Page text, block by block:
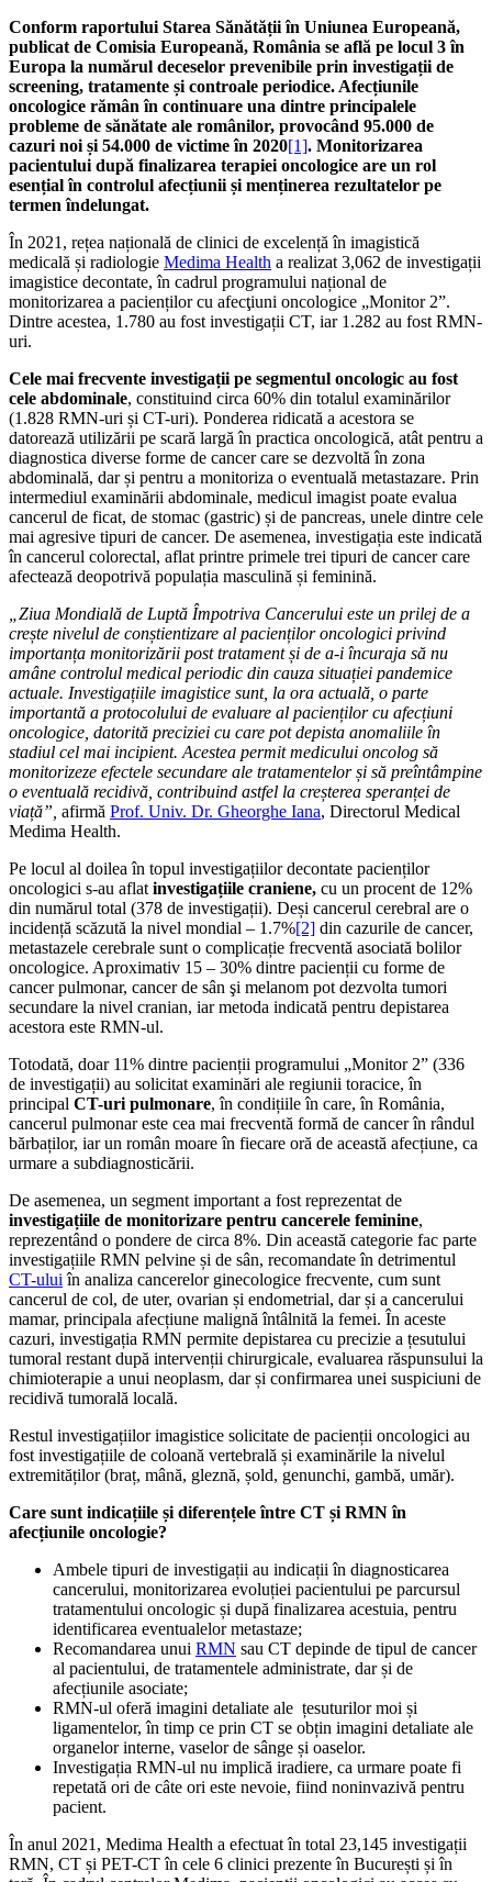
Conform raportului Starea Sănătății în Uniunea Europeană,
publicat de Comisia Europeană, România se află pe locul 3 în
Europa la numărul deceselor prevenibile prin investigații de
screening, tratamente și controale periodice. Afecțiunile
oncologice rămân în continuare una dintre principalele
probleme de sănătate ale românilor, provocând 95.000 de
cazuri noi și 54.000 de victime în 2020[1]. Monitorizarea
pacientului după finalizarea terapiei oncologice are un rol
esențial în controlul afecțiunii și menținerea rezultatelor pe
termen îndelungat.
În 2021, rețea națională de clinici de excelență în imagistică
medicală și radiologie Medima Health a realizat 3,062 de investigații
imagistice decontate, în cadrul programului național de
monitorizarea a pacienților cu afecţiuni oncologice „Monitor 2”.
Dintre acestea, 1.780 au fost investigații CT, iar 1.282 au fost RMN-
uri.
Cele mai frecvente investigații pe segmentul oncologic au fost
cele abdominale, constituind circa 60% din totalul examinărilor
(1.828 RMN-uri și CT-uri). Ponderea ridicată a acestora se
datorează utilizării pe scară largă în practica oncologică, atât pentru a
diagnostica diverse forme de cancer care se dezvoltă în zona
abdominală, dar și pentru a monitoriza o eventuală metastazare. Prin
intermediul examinării abdominale, medicul imagist poate evalua
cancerul de ficat, de stomac (gastric) și de pancreas, unele dintre cele
mai agresive tipuri de cancer. De asemenea, investigația este indicată
în cancerul colorectal, aflat printre primele trei tipuri de cancer care
afectează deopotrivă populația masculină și feminină.
„Ziua Mondială de Luptă Împotriva Cancerului este un prilej de a
crește nivelul de conștientizare al pacienților oncologici privind
importanța monitorizării post tratament și de a-i încuraja să nu
amâne controlul medical periodic din cauza situației pandemice
actuale. Investigațiile imagistice sunt, la ora actuală, o parte
importantă a protocolului de evaluare al pacienților cu afecțiuni
oncologice, datorită preciziei cu care pot depista anomaliile în
stadiul cel mai incipient. Acestea permit medicului oncolog să
monitorizeze efectele secundare ale tratamentelor și să preîntâmpine
o eventuală recidivă, contribuind astfel la creșterea speranței de
viață”, afirmă Prof. Univ. Dr. Gheorghe Iana, Directorul Medical
Medima Health.
Pe locul al doilea în topul investigațiilor decontate pacienților
oncologici s-au aflat investigațiile craniene, cu un procent de 12%
din numărul total (378 de investigații). Deși cancerul cerebral are o
incidență scăzută la nivel mondial – 1.7%[2] din cazurile de cancer,
metastazele cerebrale sunt o complicație frecventă asociată bolilor
oncologice. Aproximativ 15 – 30% dintre pacienții cu forme de
cancer pulmonar, cancer de sân şi melanom pot dezvolta tumori
secundare la nivel cranian, iar metoda indicată pentru depistarea
acestora este RMN-ul.
Totodată, doar 11% dintre pacienții programului „Monitor 2” (336
de investigații) au solicitat examinări ale regiunii toracice, în
principal CT-uri pulmonare, în condițiile în care, în România,
cancerul pulmonar este cea mai frecventă formă de cancer în rândul
bărbaților, iar un român moare în fiecare oră de această afecțiune, ca
urmare a subdiagnosticării.
De asemenea, un segment important a fost reprezentat de
investigațiile de monitorizare pentru cancerele feminine,
reprezentând o pondere de circa 8%. Din această categorie fac parte
investigațiile RMN pelvine și de sân, recomandate în detrimentul
CT-ului în analiza cancerelor ginecologice frecvente, cum sunt
cancerul de col, de uter, ovarian și endometrial, dar și a cancerului
mamar, principala afecțiune malignă întâlnită la femei. În aceste
cazuri, investigația RMN permite depistarea cu precizie a țesutului
tumoral restant după intervenții chirurgicale, evaluarea răspunsului la
chimioterapie a unui neoplasm, dar și confirmarea unei suspiciuni de
recidivă tumorală locală.
Restul investigațiilor imagistice solicitate de pacienții oncologici au
fost investigațiile de coloană vertebrală și examinările la nivelul
extremităților (braț, mână, gleznă, șold, genunchi, gambă, umăr).
Care sunt indicațiile și diferențele între CT și RMN în
afecțiunile oncologie?
Ambele tipuri de investigații au indicații în diagnosticarea
cancerului, monitorizarea evoluției pacientului pe parcursul
tratamentului oncologic și după finalizarea acestuia, pentru
identificarea eventualelor metastaze;
Recomandarea unui RMN sau CT depinde de tipul de cancer
al pacientului, de tratamentele administrate, dar și de
afecțiunile asociate;
RMN-ul oferă imagini detaliate ale țesuturilor moi și
ligamentelor, în timp ce prin CT se obțin imagini detaliate ale
organelor interne, vaselor de sânge și oaselor.
Investigația RMN-ul nu implică iradiere, ca urmare poate fi
repetată ori de câte ori este nevoie, fiind noninvazivă pentru
pacient.
În anul 2021, Medima Health a efectuat în total 23,145 investigații
RMN, CT și PET-CT în cele 6 clinici prezente în București și în